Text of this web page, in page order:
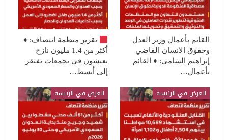
القائم بأعمال وزير العدل
وحقوق الإنسان القاضي
إبراهيم الشامي: ♦️ القائم
بأعمال…
تقرير منظمة انتصاف: ♦️
أكثر من 1.4 مليون نازح
يعيشون في تجمعات تفتقر
إلى أبسط…
العرض في الرئيسة العرض في الرئيسة